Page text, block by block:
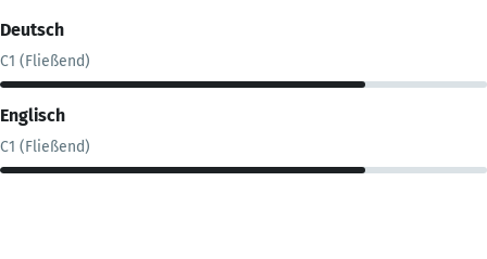
Deutsch
C1 (Fließend)
Englisch
C1 (Fließend)